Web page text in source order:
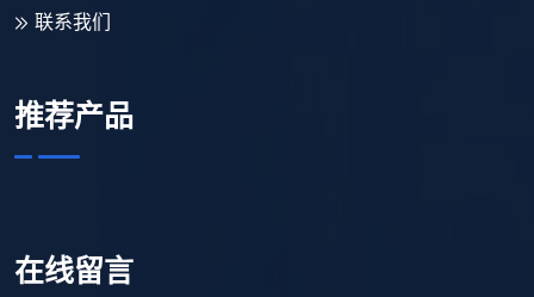
联系我们
推荐产品
在线留言